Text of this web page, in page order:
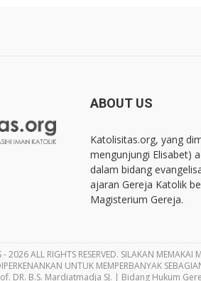
ABOUT US
Katolisitas.org, yang
mengunjungi Elisabet)
dalam bidang
ajaran Gereja Katolik
Magisterium Gereja.
2026 ALL RIGHTS RESERVED. SILAKAN
UNTUK MEMPERBANYAK
DR. B.S. Mardiatmadja SJ. | Bidang Hukum